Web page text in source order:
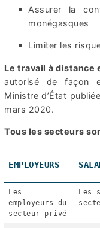
Assurer la
monégasques
Limiter les
Le travail à
autorisé de façon
Ministre d’État
mars 2020.
Tous les secteurs
EMPLOYEURS
Les
employeurs du
secteur privé
Les